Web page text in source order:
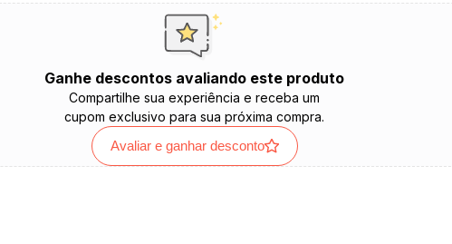
Ganhe descontos avaliando este produto
Compartilhe sua experiência e receba um
cupom exclusivo para sua próxima compra.
Avaliar e ganhar desconto